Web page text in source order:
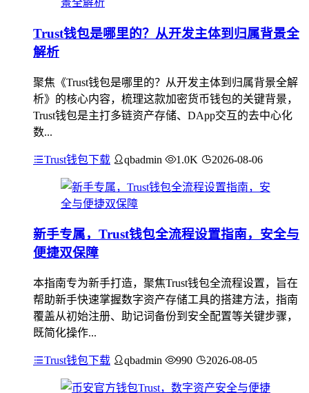
Trust钱包是哪里的？从开发主体到归属背景全
解析
聚焦《Trust钱包是哪里的？从开发主体到归属背景全解
析》的核心内容，梳理这款加密货币钱包的关键背景，
Trust钱包是主打多链资产存储、DApp交互的去中心化
数...
Trust钱包下载 qbadmin 1.0K 2026-08-06
新手专属，Trust钱包全流程设置指南，安全与
便捷双保障
本指南专为新手打造，聚焦Trust钱包全流程设置，旨在
帮助新手快速掌握数字资产存储工具的搭建方法，指南
覆盖从初始注册、助记词备份到安全配置等关键步骤，
既简化操作...
Trust钱包下载 qbadmin 990 2026-08-05